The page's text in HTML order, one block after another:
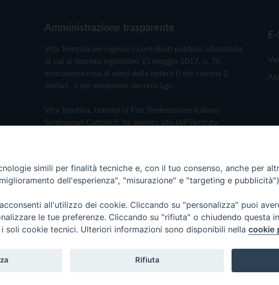
Amministrazione trasparente
Vita Trentina percepisce i contributi pubblici all'editoria
di cui al decreto legislativo 15 maggio 2017, n. 70.
Indicazione resa ai sensi della lettera f) del comma 2
dell'art. 5 del medesimo decreto Lgs.
Vita Trentina, tramite la Fisc (Federazione Italiana
Settimanali Cattolici), ha aderito allo IAP (Istituto
Privacy Policy Cookie Policy
Vita Trentina Editrice
simili per finalità tecniche e, con il tuo consenso, anche per
dell'esperienza", "misurazione" e "targeting e
all'utilizzo dei cookie. Cliccando su "personalizza" puoi
le tue preferenze. Cliccando su "rifiuta" o chiudendo questa
soli cookie tecnici. Ulteriori informazioni sono disponibili nella cookie
Rifiuta